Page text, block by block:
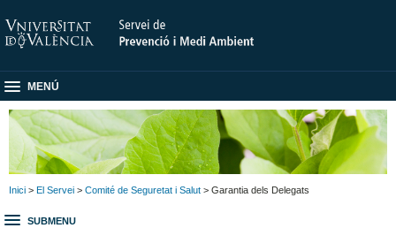
MENÚ
Inici > El Servei > Comité de Seguretat i Salut > Garantia dels Delegats
SUBMENU